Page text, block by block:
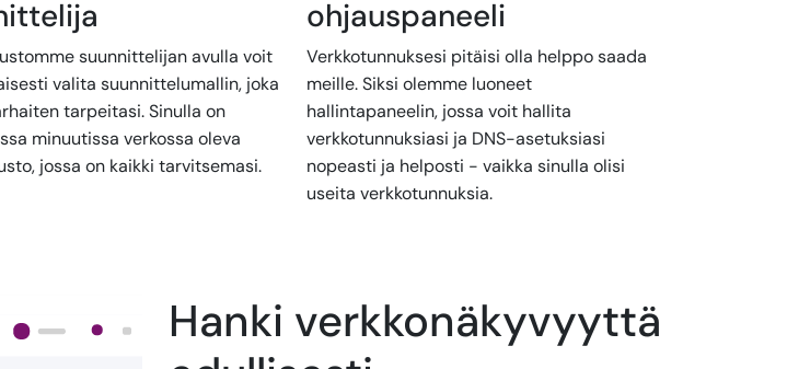
suunnittelijan avulla voit
valita suunnittelumallin, joka
tarpeitasi. Sinulla on
minuutissa verkossa oleva
jossa on kaikki tarvitsemasi.
ohjauspaneeli
Verkkotunnuksesi pitäisi olla helppo saada
meille. Siksi olemme luoneet
hallintapaneelin, jossa voit hallita
verkkotunnuksiasi ja DNS-asetuksiasi
nopeasti ja helposti - vaikka sinulla olisi
useita verkkotunnuksia.
Hanki verkkonäkyvyyttä